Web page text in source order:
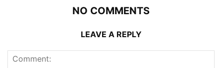
NO COMMENTS
LEAVE A REPLY